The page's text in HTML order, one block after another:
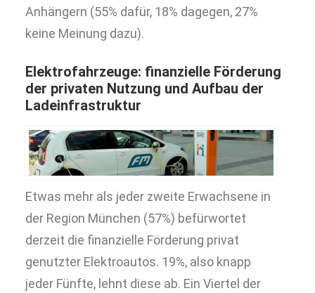
Anhängern (55% dafür, 18% dagegen, 27%
keine Meinung dazu).
Elektrofahrzeuge: finanzielle Förderung
der privaten Nutzung und Aufbau der
Ladeinfrastruktur
Etwas mehr als jeder zweite Erwachsene in
der Region München (57%) befürwortet
derzeit die finanzielle Förderung privat
genutzter Elektroautos. 19%, also knapp
jeder Fünfte, lehnt diese ab. Ein Viertel der